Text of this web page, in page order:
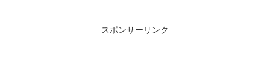
スポンサーリンク